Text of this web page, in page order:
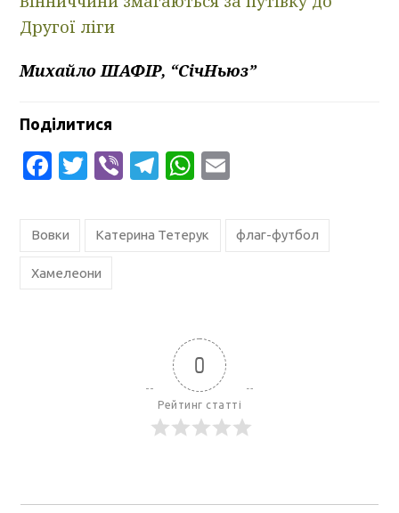
Другої ліги
Михайло ШАФІР, “СічНьюз”
Поділитися
Facebook
Twitter
ViberTelegram
WhatsApp
Вовки Катерина Тетерук флаг-футбол
Хамелеони
0
Рейтинг статті